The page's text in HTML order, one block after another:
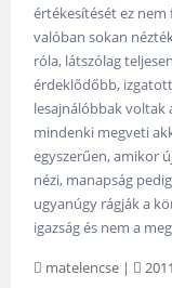
értékesítését ez
valóban sokan
róla, látszólag
érdeklődőbb,
lesajnálóbbak voltak
mindenki megveti
egyszerűen, amikor
nézi, manapság
ugyanúgy rágják a
igazság és nem a
matelencse |